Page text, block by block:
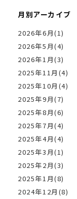
月別アーカイブ
2026年6月(1)
2026年5月(4)
2026年1月(3)
2025年11月(4)
2025年10月(4)
2025年9月(7)
2025年8月(6)
2025年7月(4)
2025年4月(4)
2025年3月(1)
2025年2月(3)
2025年1月(8)
2024年12月(8)